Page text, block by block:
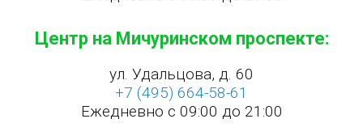
Центр на Мичуринском проспекте:
ул. Удальцова, д. 60
+7 (495) 664-58-61
Ежедневно с 09:00 до 21:00